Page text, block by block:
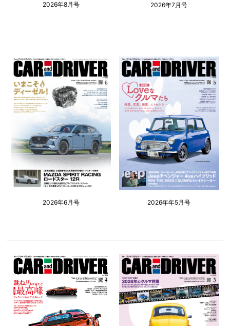
2026年8月号 2026年7月号
2026年6月号 2026年年5月号